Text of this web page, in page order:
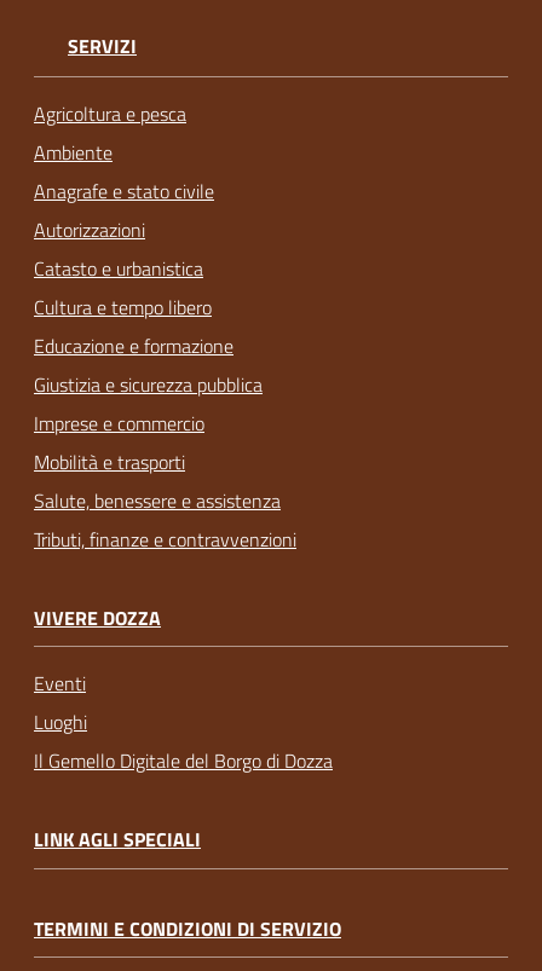
SERVIZI
Agricoltura e pesca
Ambiente
Anagrafe e stato civile
Autorizzazioni
Catasto e urbanistica
Cultura e tempo libero
Educazione e formazione
Giustizia e sicurezza pubblica
Imprese e commercio
Mobilità e trasporti
Salute, benessere e assistenza
Tributi, finanze e contravvenzioni
VIVERE DOZZA
Eventi
Luoghi
Il Gemello Digitale del Borgo di Dozza
LINK AGLI SPECIALI
TERMINI E CONDIZIONI DI SERVIZIO